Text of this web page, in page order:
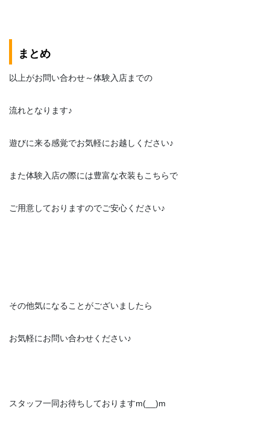
まとめ
以上がお問い合わせ～体験入店までの
流れとなります♪
遊びに来る感覚でお気軽にお越しください♪
また体験入店の際には豊富な衣装もこちらで
ご用意しておりますのでご安心ください♪
その他気になることがございましたら
お気軽にお問い合わせください♪
スタッフ一同お待ちしておりますm(__)m